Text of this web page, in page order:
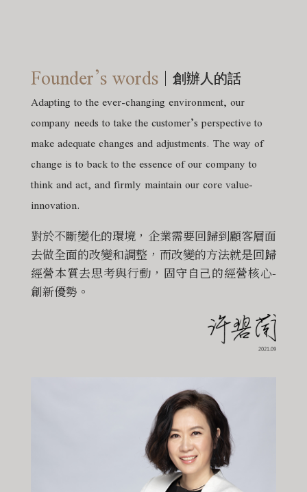
Founder’s words 創辦人的話
Adapting to the ever-changing environment, our
company needs to take the customer’s perspective to
make adequate changes and adjustments. The way of
change is to back to the essence of our company to
think and act, and firmly maintain our core value-
innovation.
對於不斷變化的環境，企業需要回歸到顧客層面
去做全面的改變和調整，而改變的方法就是回歸
經營本質去思考與行動，固守自己的經營核心-
創新優勢。